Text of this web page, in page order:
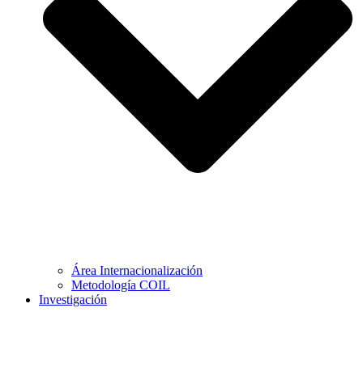
Área Internacionalización
Metodología COIL
Investigación